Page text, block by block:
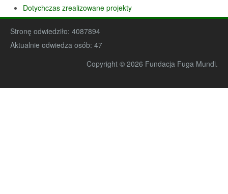
Dotychczas zrealizowane projekty
Stronę odwiedziło: 4087894
Aktualnie odwiedza osób: 47
Copyright © 2026 Fundacja Fuga Mundi.